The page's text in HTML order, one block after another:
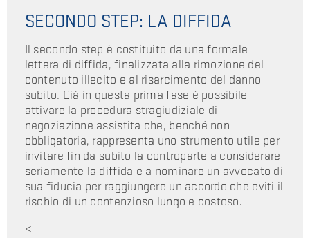
SECONDO STEP: LA DIFFIDA
Il secondo step è costituito da una formale
lettera di diffida, finalizzata alla rimozione del
contenuto illecito e al risarcimento del danno
subito. Già in questa prima fase è possibile
attivare la procedura stragiudiziale di
negoziazione assistita che, benché non
obbligatoria, rappresenta uno strumento utile per
invitare fin da subito la controparte a considerare
seriamente la diffida e a nominare un avvocato di
sua fiducia per raggiungere un accordo che eviti il
rischio di un contenzioso lungo e costoso.
<